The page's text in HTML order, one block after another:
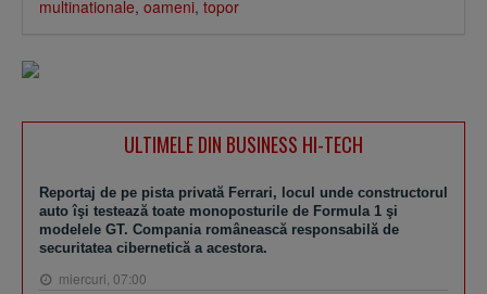
multinationale, oameni, topor
ULTIMELE DIN BUSINESS HI-TECH
Reportaj de pe pista privată Ferrari, locul unde constructorul
auto îşi testează toate monoposturile de Formula 1 şi
modelele GT. Compania românească responsabilă de
securitatea cibernetică a acestora.
miercuri, 07:00